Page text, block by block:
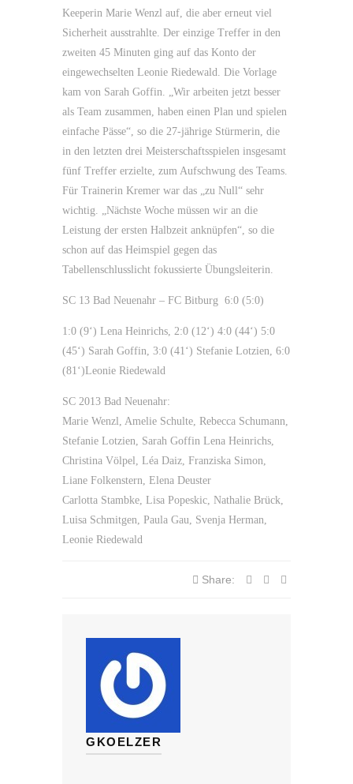
Keeperin Marie Wenzl auf, die aber erneut viel
Sicherheit ausstrahlte. Der einzige Treffer in den
zweiten 45 Minuten ging auf das Konto der
eingewechselten Leonie Riedewald. Die Vorlage
kam von Sarah Goffin. „Wir arbeiten jetzt besser
als Team zusammen, haben einen Plan und spielen
einfache Pässe“, so die 27-jährige Stürmerin, die
in den letzten drei Meisterschaftsspielen insgesamt
fünf Treffer erzielte, zum Aufschwung des Teams.
Für Trainerin Kremer war das „zu Null“ sehr
wichtig. „Nächste Woche müssen wir an die
Leistung der ersten Halbzeit anknüpfen“, so die
schon auf das Heimspiel gegen das
Tabellenschlusslicht fokussierte Übungsleiterin.
SC 13 Bad Neuenahr – FC Bitburg 6:0 (5:0)
1:0 (9‘) Lena Heinrichs, 2:0 (12‘) 4:0 (44‘) 5:0
(45‘) Sarah Goffin, 3:0 (41‘) Stefanie Lotzien, 6:0
(81‘)Leonie Riedewald
SC 2013 Bad Neuenahr:
Marie Wenzl, Amelie Schulte, Rebecca Schumann,
Stefanie Lotzien, Sarah Goffin Lena Heinrichs,
Christina Völpel, Léa Daiz, Franziska Simon,
Liane Folkenstern, Elena Deuster
Carlotta Stambke, Lisa Popeskic, Nathalie Brück,
Luisa Schmitgen, Paula Gau, Svenja Herman,
Leonie Riedewald
Share:
GKOELZER